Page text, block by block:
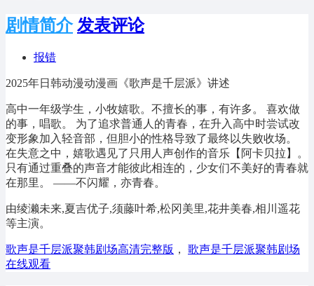
剧情简介 发表评论
报错
2025年日韩动漫动漫画《歌声是千层派》讲述
高中一年级学生，小牧嬉歌。不擅长的事，有许多。 喜欢做
的事，唱歌。 为了追求普通人的青春，在升入高中时尝试改
变形象加入轻音部，但胆小的性格导致了最终以失败收场。
在失意之中，嬉歌遇见了只用人声创作的音乐【阿卡贝拉】。
只有通过重叠的声音才能彼此相连的，少女们不美好的青春就
在那里。 ――不闪耀，亦青春。
由绫濑未来,夏吉优子,须藤叶希,松冈美里,花井美春,相川遥花
等主演。
歌声是千层派聚韩剧场高清完整版 ，
歌声是千层派聚韩剧场
在线观看